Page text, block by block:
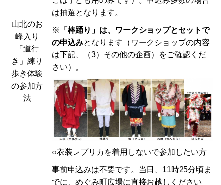
山北のお
峰入り
「道行
き」練り
歩き体験
の参加方
法
は抽選となります。
※
「棒踊り」は、ワークショップとセットで
の申込みとなります（ワークショップの内容
は下記、（3）その他の企画）をご確認くだ
さい）。
○衣装レプリカを着用しないで参加したい方
事前申込みは不要です。当日、11時25分頃ま
でに、めぐみ町広場に直接お越しください